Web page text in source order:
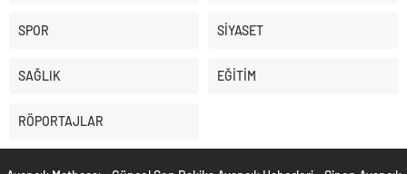
SPOR SİYASET
SAĞLIK EĞİTİM
RÖPORTAJLAR